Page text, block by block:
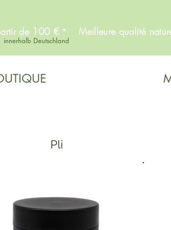
de 100 € * Meilleure qualité
Deutschland
Pli